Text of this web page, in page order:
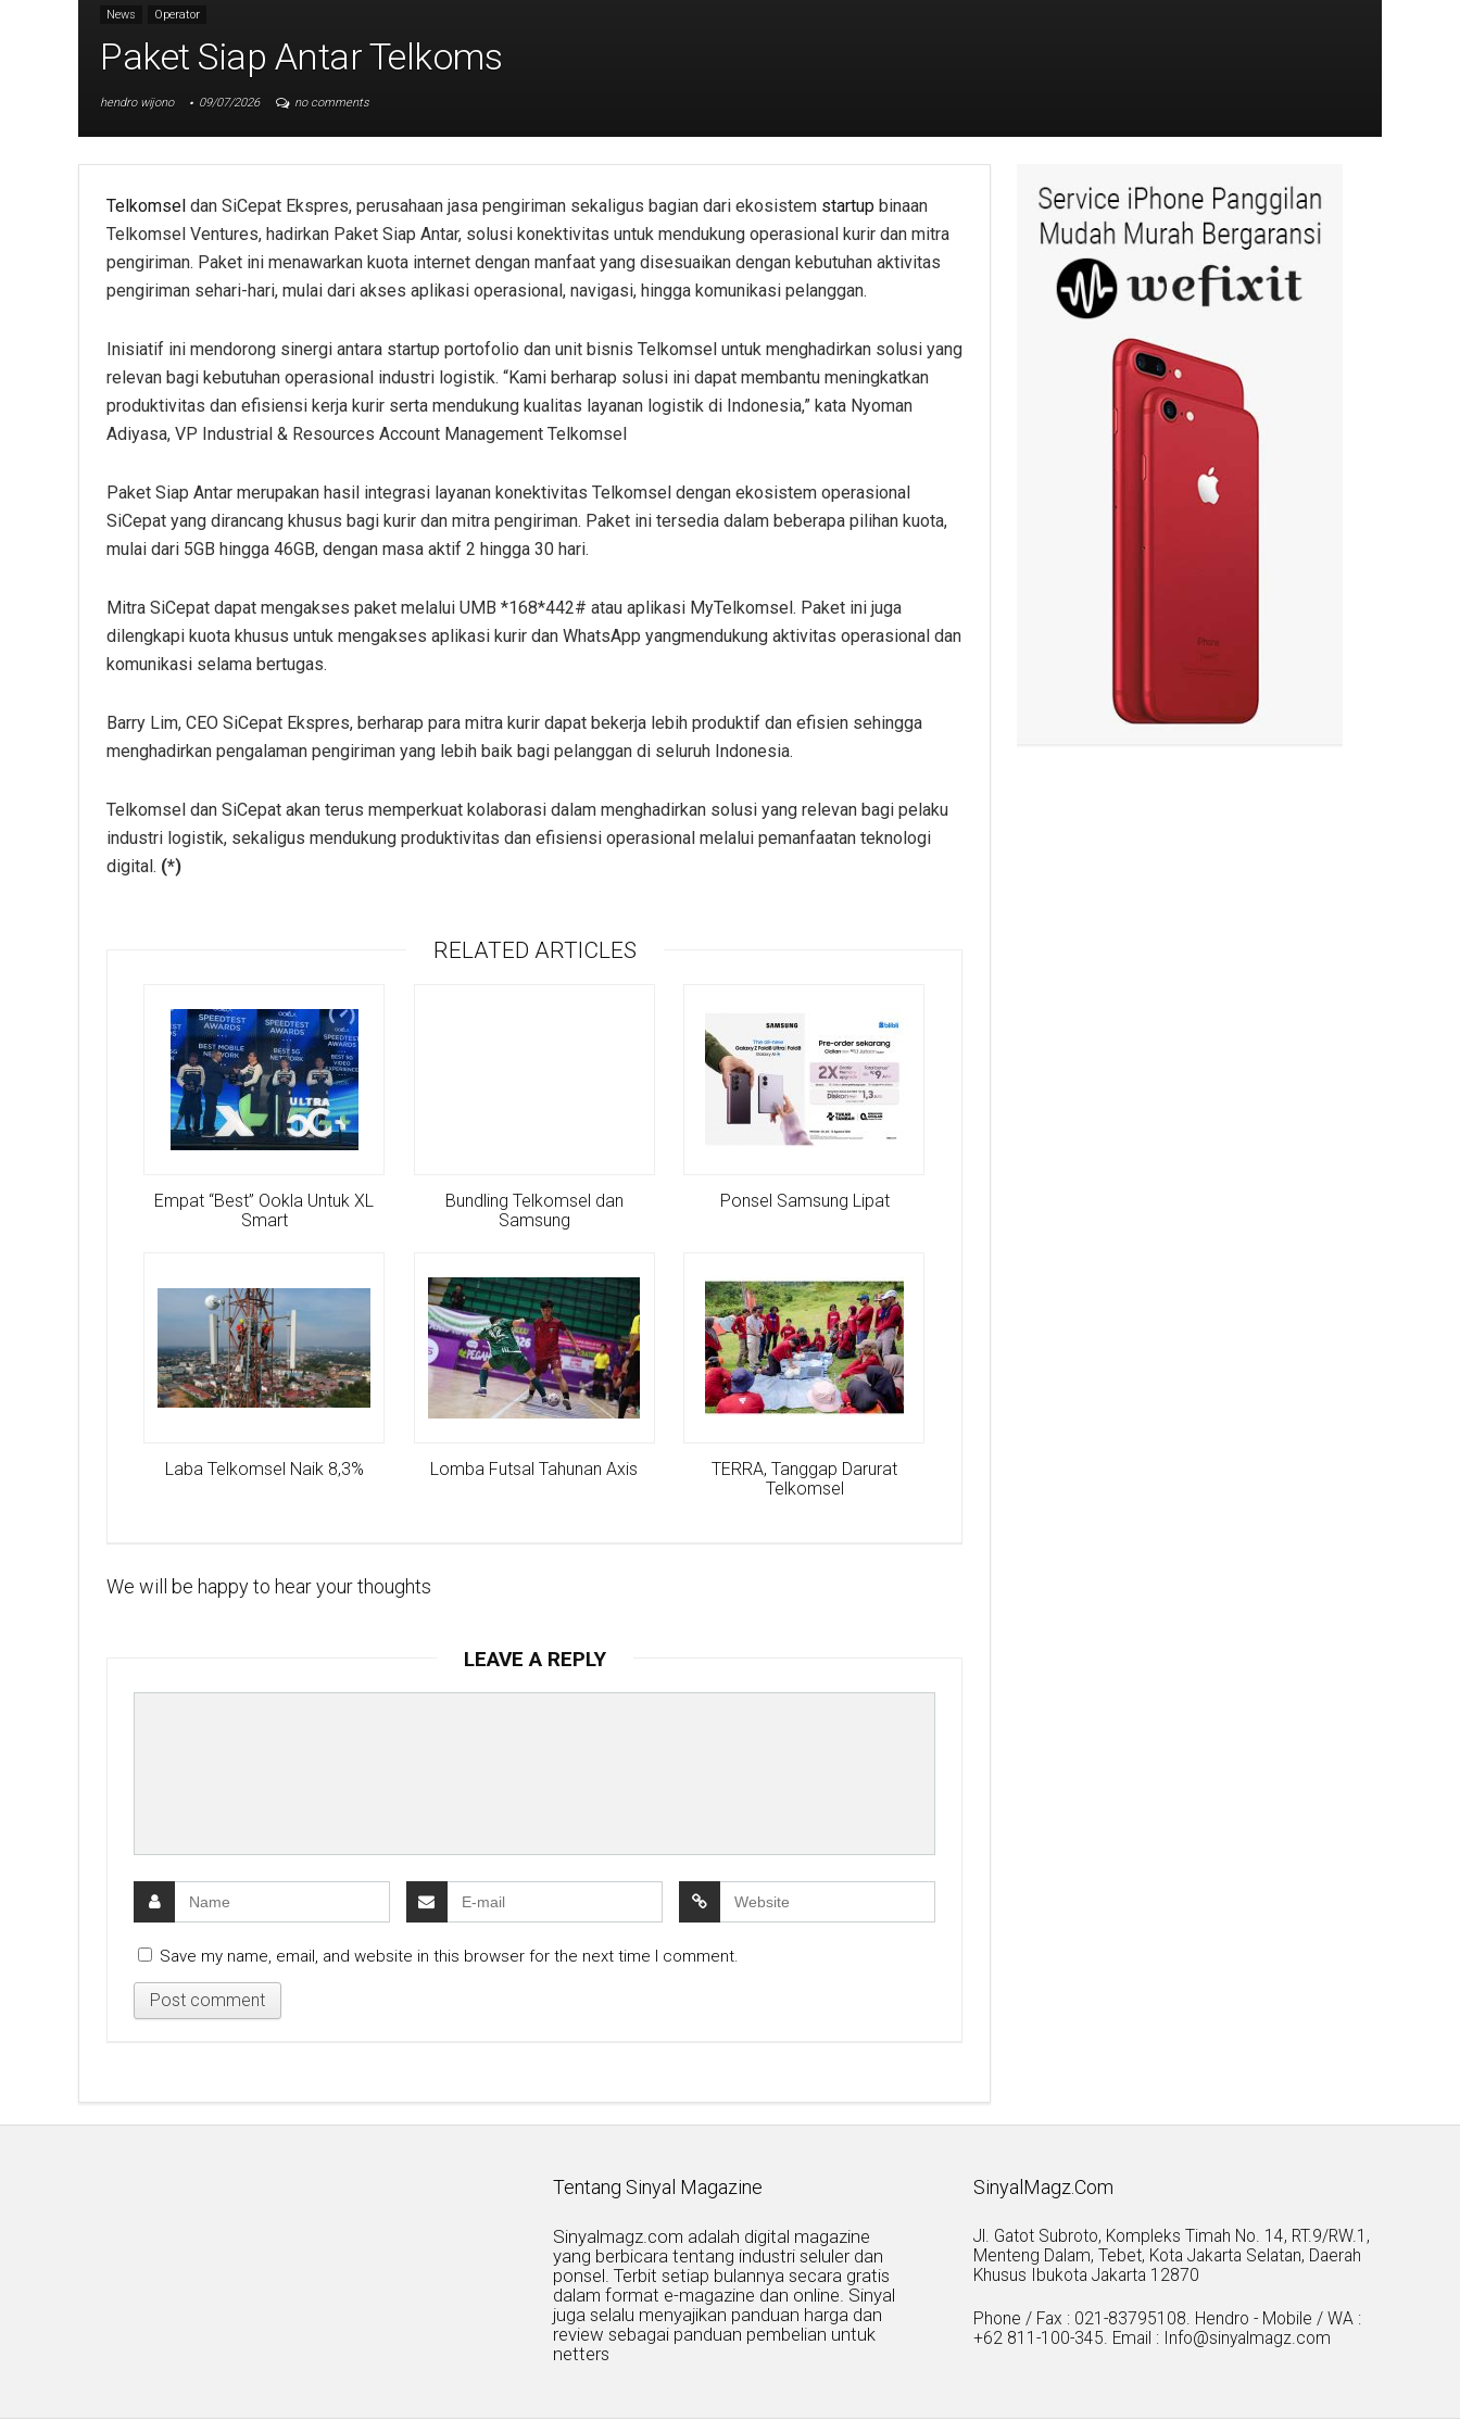
News Operator
Paket Siap Antar Telkoms
hendro wijono 09/07/2026 no comments
Telkomsel dan SiCepat Ekspres, perusahaan jasa pengiriman sekaligus bagian dari ekosistem startup binaan
Telkomsel Ventures, hadirkan Paket Siap Antar, solusi konektivitas untuk mendukung operasional kurir dan mitra
pengiriman. Paket ini menawarkan kuota internet dengan manfaat yang disesuaikan dengan kebutuhan aktivitas
pengiriman sehari-hari, mulai dari akses aplikasi operasional, navigasi, hingga komunikasi pelanggan.
Inisiatif ini mendorong sinergi antara startup portofolio dan unit bisnis Telkomsel untuk menghadirkan solusi yang
relevan bagi kebutuhan operasional industri logistik. “Kami berharap solusi ini dapat membantu meningkatkan
produktivitas dan efisiensi kerja kurir serta mendukung kualitas layanan logistik di Indonesia,” kata Nyoman
Adiyasa, VP Industrial & Resources Account Management Telkomsel
Paket Siap Antar merupakan hasil integrasi layanan konektivitas Telkomsel dengan ekosistem operasional
SiCepat yang dirancang khusus bagi kurir dan mitra pengiriman. Paket ini tersedia dalam beberapa pilihan kuota,
mulai dari 5GB hingga 46GB, dengan masa aktif 2 hingga 30 hari.
Mitra SiCepat dapat mengakses paket melalui UMB *168*442# atau aplikasi MyTelkomsel. Paket ini juga
dilengkapi kuota khusus untuk mengakses aplikasi kurir dan WhatsApp yangmendukung aktivitas operasional dan
komunikasi selama bertugas.
Barry Lim, CEO SiCepat Ekspres, berharap para mitra kurir dapat bekerja lebih produktif dan efisien sehingga
menghadirkan pengalaman pengiriman yang lebih baik bagi pelanggan di seluruh Indonesia.
Telkomsel dan SiCepat akan terus memperkuat kolaborasi dalam menghadirkan solusi yang relevan bagi pelaku
industri logistik, sekaligus mendukung produktivitas dan efisiensi operasional melalui pemanfaatan teknologi
digital. (*)
RELATED ARTICLES
Empat “Best” Ookla Untuk XL
Smart
Bundling Telkomsel dan
Samsung
Ponsel Samsung Lipat
Laba Telkomsel Naik 8,3% Lomba Futsal Tahunan Axis
TERRA, Tanggap Darurat
Telkomsel
We will be happy to hear your thoughts
LEAVE A REPLY
Save my name, email, and website in this browser for the next time I comment.
Tentang Sinyal Magazine
Sinyalmagz.com adalah digital magazine
yang berbicara tentang industri seluler dan
ponsel. Terbit setiap bulannya secara gratis
dalam format e-magazine dan online. Sinyal
juga selalu menyajikan panduan harga dan
review sebagai panduan pembelian untuk
netters
SinyalMagz.Com
Jl. Gatot Subroto, Kompleks Timah No. 14, RT.9/RW.1,
Menteng Dalam, Tebet, Kota Jakarta Selatan, Daerah
Khusus Ibukota Jakarta 12870
Phone / Fax : 021-83795108. Hendro - Mobile / WA :
+62 811-100-345. Email : Info@sinyalmagz.com